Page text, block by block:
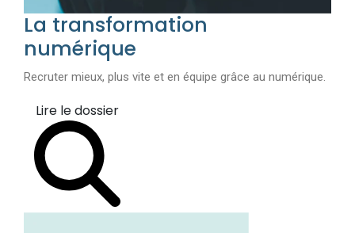
La transformation
numérique
Recruter mieux, plus vite et en équipe grâce au numérique.
Lire le dossier